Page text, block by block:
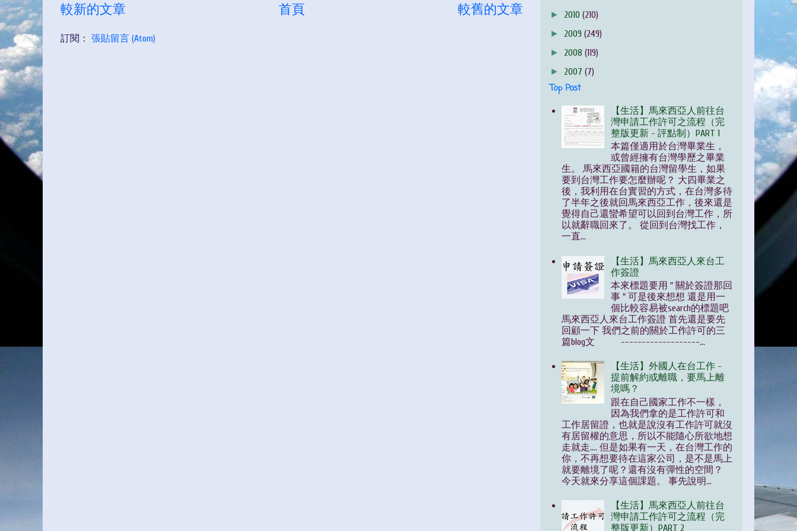
較新的文章 較舊的文章
首頁
訂閱： 張貼留言 (Atom)
► 2010 (210)
► 2009 (249)
► 2008 (119)
► 2007 (7)
Top Post
【生活】馬來西亞人前往台
灣申請工作許可之流程（完
整版更新 - 評點制）PART 1
本篇僅適用於台灣畢業生，
或曾經擁有台灣學歷之畢業
生。 馬來西亞國籍的台灣留學生，如果
要到台灣工作要怎麼辦呢？ 大四畢業之
後，我利用在台實習的方式，在台灣多待
了半年之後就回馬來西亞工作，後來還是
覺得自己還蠻希望可以回到台灣工作，所
以就辭職回來了。 從回到台灣找工作，
一直...
【生活】馬來西亞人來台工
作簽證
本來標題要用 " 關於簽證那回
事 " 可是後來想想 還是用一
個比較容易被search的標題吧
馬來西亞人來台工作簽證 首先還是要先
回顧一下 我們之前的關於工作許可的三
篇blog文 -------------------...
【生活】外國人在台工作 -
提前解約或離職，要馬上離
境嗎？
跟在自己國家工作不一樣，
因為我們拿的是工作許可和
工作居留證，也就是說沒有工作許可就沒
有居留權的意思，所以不能隨心所欲地想
走就走.... 但是如果有一天，在台灣工作的
你，不再想要待在這家公司，是不是馬上
就要離境了呢？還有沒有彈性的空間？
今天就來分享這個課題。 事先說明...
【生活】馬來西亞人前往台
灣申請工作許可之流程（完
整版更新）PART 2